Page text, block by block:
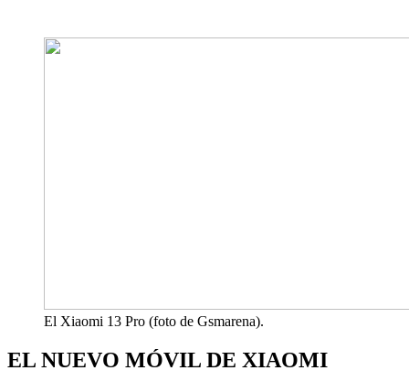
El Xiaomi 13 Pro (foto de Gsmarena).
EL NUEVO MÓVIL DE XIAOMI